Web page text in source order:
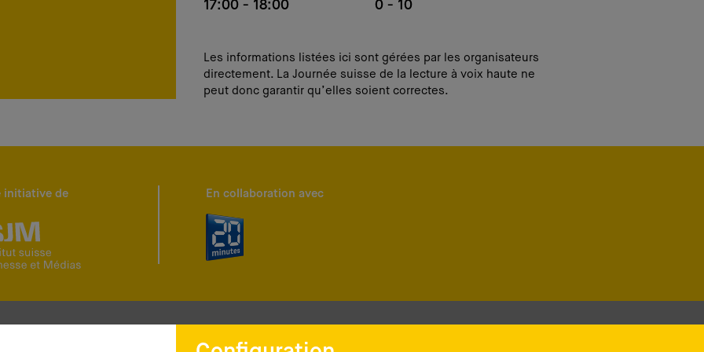
17:00 - 18:00 0 - 10
Les informations listées ici sont gérées par les organisateurs
directement. La Journée suisse de la lecture à voix haute ne
peut donc garantir qu’elles soient correctes.
initiative de En collaboration avec